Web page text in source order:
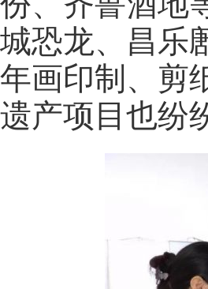
城恐龙、昌乐
年画印制、剪
遗产项目也纷